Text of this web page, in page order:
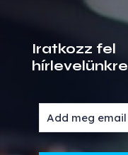
Iratkozz fel
hírlevelünkre